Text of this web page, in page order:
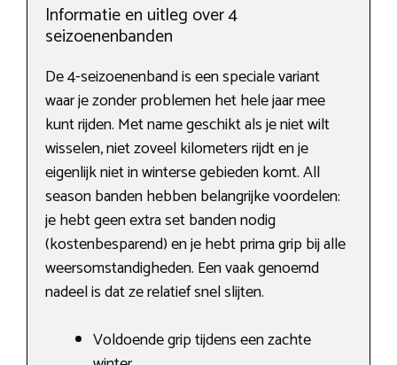
Informatie en uitleg over 4
seizoenenbanden
De 4-seizoenenband is een speciale variant
waar je zonder problemen het hele jaar mee
kunt rijden. Met name geschikt als je niet wilt
wisselen, niet zoveel kilometers rijdt en je
eigenlijk niet in winterse gebieden komt. All
season banden hebben belangrijke voordelen:
je hebt geen extra set banden nodig
(kostenbesparend) en je hebt prima grip bij alle
weersomstandigheden. Een vaak genoemd
nadeel is dat ze relatief snel slijten.
Voldoende grip tijdens een zachte